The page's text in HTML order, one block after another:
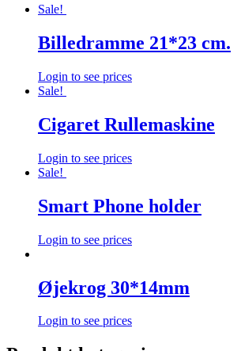
Sale!
Billedramme 21*23 cm.
Login to see prices
Sale!
Cigaret Rullemaskine
Login to see prices
Sale!
Smart Phone holder
Login to see prices
Øjekrog 30*14mm
Login to see prices